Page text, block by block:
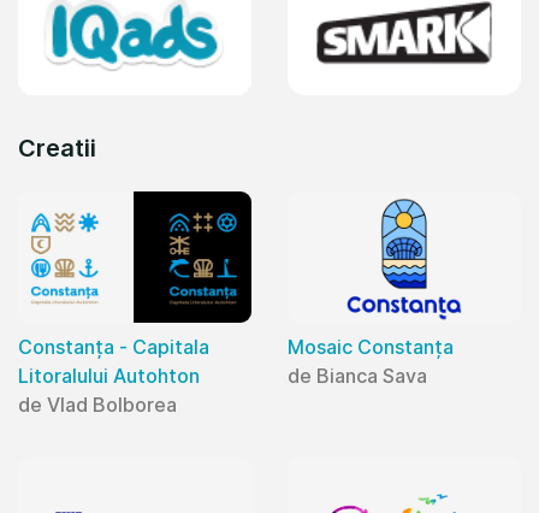
Creatii
Constanța - Capitala
Litoralului Autohton
de Vlad Bolborea
Mosaic Constanța
de Bianca Sava